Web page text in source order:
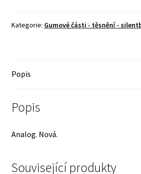
Kategorie: Gumové části - těsnění -
Popis
Popis
Analog. Nová.
Související produkty